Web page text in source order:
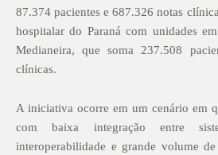
87.374 pacientes e 687.326 notas
hospitalar do Paraná com unidades
Medianeira, que soma 237.508
clínicas.
A iniciativa ocorre em um cenário em
com baixa integração entre
interoperabilidade e grande volume